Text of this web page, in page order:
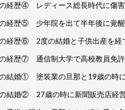
経歴④ レディース総長時代に傷
経歴⑤ 少年院を出て半年後に覚
経歴⑥ 2度の結婚と子供出産を経
経歴⑦ 通信制大学で高校教員免許
結婚① 塗装業の旦那と19歳の時
結婚② 27歳の時に新聞販売店経